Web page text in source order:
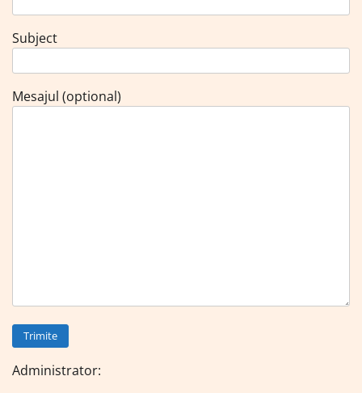
Subject
Mesajul (optional)
Administrator: